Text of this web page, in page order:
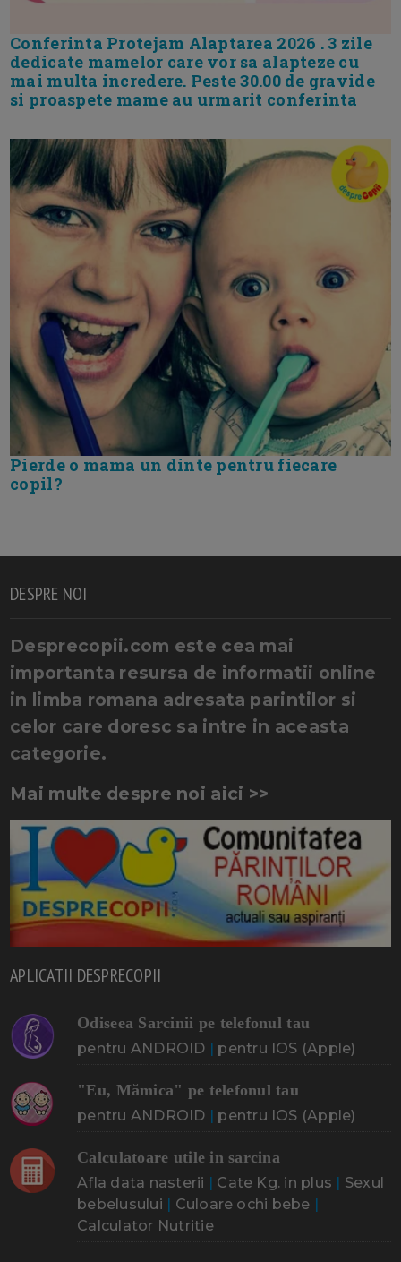
Conferinta Protejam Alaptarea 2026 . 3 zile
dedicate mamelor care vor sa alapteze cu
mai multa incredere. Peste 30.00 de gravide
si proaspete mame au urmarit conferinta
Pierde o mama un dinte pentru fiecare
copil?
DESPRE NOI
Desprecopii.com este cea mai
importanta resursa de informatii online
in limba romana adresata parintilor si
celor care doresc sa intre in aceasta
categorie.
Mai multe despre noi aici >>
APLICATII DESPRECOPII
Odiseea Sarcinii pe telefonul tau
pentru ANDROID | pentru IOS (Apple)
"Eu, Mămica" pe telefonul tau
pentru ANDROID | pentru IOS (Apple)
Calculatoare utile in sarcina
Afla data nasterii | Cate Kg. in plus | Sexul
bebelusului | Culoare ochi bebe |
Calculator Nutritie